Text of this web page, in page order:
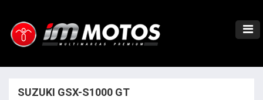
SUZUKI GSX-S1000 GT